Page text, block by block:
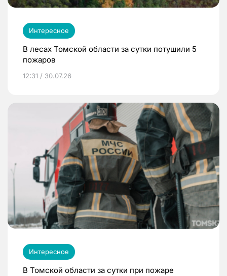
Интересное
В лесах Томской области за сутки потушили 5
пожаров
12:31 / 30.07.26
Интересное
В Томской области за сутки при пожаре